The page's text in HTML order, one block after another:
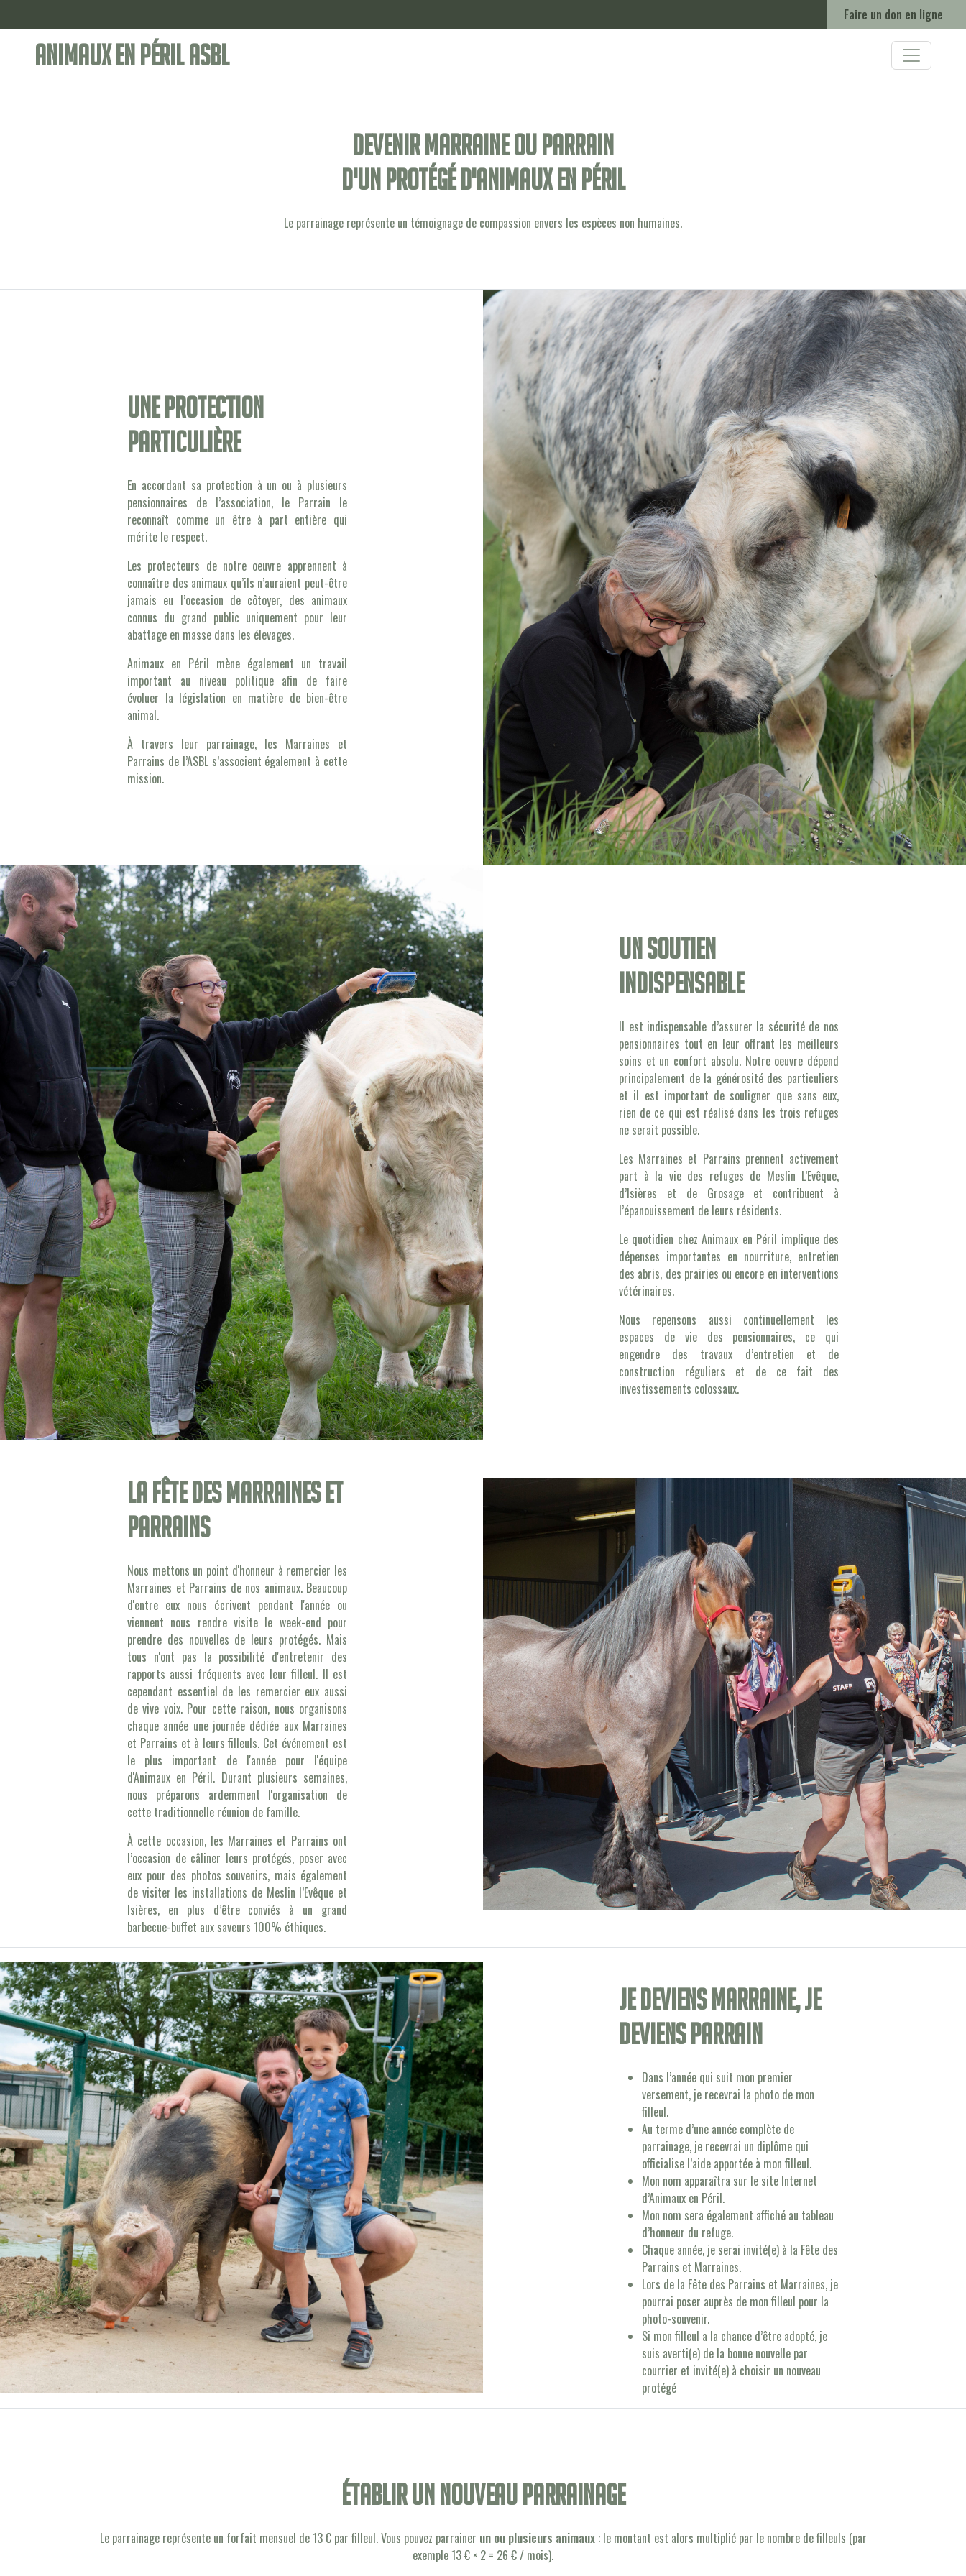
Faire un don en ligne
Animaux en Péril ASBL
Devenir marraine ou parrain
d'un protégé d'animaux en péril
Le parrainage représente un témoignage de compassion envers les espèces non humaines.
Une protection
particulière
En accordant sa protection à un ou à plusieurs
pensionnaires de l’association, le Parrain le
reconnaît comme un être à part entière qui
mérite le respect.
Les protecteurs de notre oeuvre apprennent à
connaître des animaux qu’ils n’auraient peut-être
jamais eu l’occasion de côtoyer, des animaux
connus du grand public uniquement pour leur
abattage en masse dans les élevages.
Animaux en Péril mène également un travail
important au niveau politique afin de faire
évoluer la législation en matière de bien-être
animal.
À travers leur parrainage, les Marraines et
Parrains de l’ASBL s’associent également à cette
mission.
Un soutien
indispensable
Il est indispensable d’assurer la sécurité de nos
pensionnaires tout en leur offrant les meilleurs
soins et un confort absolu. Notre oeuvre dépend
principalement de la générosité des particuliers
et il est important de souligner que sans eux,
rien de ce qui est réalisé dans les trois refuges
ne serait possible.
Les Marraines et Parrains prennent activement
part à la vie des refuges de Meslin L’Evêque,
d’Isières et de Grosage et contribuent à
l’épanouissement de leurs résidents.
Le quotidien chez Animaux en Péril implique des
dépenses importantes en nourriture, entretien
des abris, des prairies ou encore en interventions
vétérinaires.
Nous repensons aussi continuellement les
espaces de vie des pensionnaires, ce qui
engendre des travaux d’entretien et de
construction réguliers et de ce fait des
investissements colossaux.
La fête des marraines et
parrains
Nous mettons un point d'honneur à remercier les
Marraines et Parrains de nos animaux. Beaucoup
d'entre eux nous écrivent pendant l'année ou
viennent nous rendre visite le week-end pour
prendre des nouvelles de leurs protégés. Mais
tous n'ont pas la possibilité d'entretenir des
rapports aussi fréquents avec leur filleul. Il est
cependant essentiel de les remercier eux aussi
de vive voix. Pour cette raison, nous organisons
chaque année une journée dédiée aux Marraines
et Parrains et à leurs filleuls. Cet événement est
le plus important de l'année pour l'équipe
d'Animaux en Péril. Durant plusieurs semaines,
nous préparons ardemment l'organisation de
cette traditionnelle réunion de famille.
À cette occasion, les Marraines et Parrains ont
l’occasion de câliner leurs protégés, poser avec
eux pour des photos souvenirs, mais également
de visiter les installations de Meslin l’Evêque et
Isières, en plus d’être conviés à un grand
barbecue-buffet aux saveurs 100% éthiques.
Je deviens Marraine, je
deviens Parrain
Dans l’année qui suit mon premier
versement, je recevrai la photo de mon
filleul.
Au terme d’une année complète de
parrainage, je recevrai un diplôme qui
officialise l’aide apportée à mon filleul.
Mon nom apparaîtra sur le site Internet
d’Animaux en Péril.
Mon nom sera également affiché au tableau
d’honneur du refuge.
Chaque année, je serai invité(e) à la Fête des
Parrains et Marraines.
Lors de la Fête des Parrains et Marraines, je
pourrai poser auprès de mon filleul pour la
photo-souvenir.
Si mon filleul a la chance d’être adopté, je
suis averti(e) de la bonne nouvelle par
courrier et invité(e) à choisir un nouveau
protégé
établir un nouveau parrainage
Le parrainage représente un forfait mensuel de 13 € par filleul. Vous pouvez parrainer un ou plusieurs animaux: le montant est alors multiplié par le nombre de filleuls (par
exemple 13 € × 2 = 26 € / mois).